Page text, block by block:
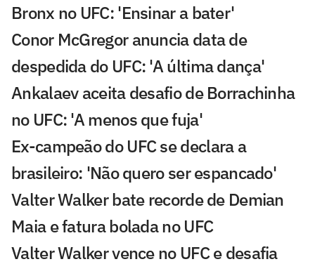
Bronx no UFC: 'Ensinar a bater'
Conor McGregor anuncia data de
despedida do UFC: 'A última dança'
Ankalaev aceita desafio de Borrachinha
no UFC: 'A menos que fuja'
Ex-campeão do UFC se declara a
brasileiro: 'Não quero ser espancado'
Valter Walker bate recorde de Demian
Maia e fatura bolada no UFC
Valter Walker vence no UFC e desafia